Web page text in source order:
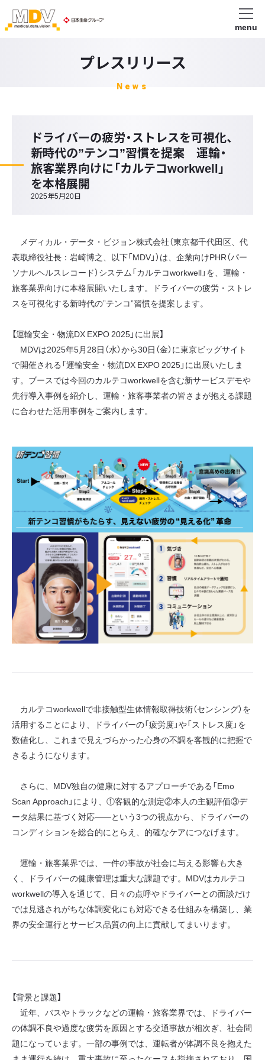
menu
プレスリリース
News
ドライバーの疲労・ストレスを可視化、
新時代の”テンコ”習慣を提案 運輸・
旅客業界向けに「カルテコworkwell」
を本格展開
2025年5月20日
メディカル・データ・ビジョン株式会社（東京都千代田区、代
表取締役社長：岩崎博之、以下「MDV」）は、企業向けPHR（パー
ソナルヘルスレコード）システム「カルテコworkwell」を、運輸・
旅客業界向けに本格展開いたします。ドライバーの疲労・ストレ
スを可視化する新時代の”テンコ”習慣を提案します。
【運輸安全・物流DX EXPO 2025」に出展】
MDVは2025年5月28日（水）から30日（金）に東京ビッグサイト
で開催される「運輸安全・物流DX EXPO 2025」に出展いたしま
す。ブースでは今回のカルテコworkwellを含む新サービスデモや
先行導入事例を紹介し、運輸・旅客事業者の皆さまが抱える課題
に合わせた活用事例をご案内します。
カルテコworkwellで非接触型生体情報取得技術（センシング）を
活用することにより、ドライバーの「疲労度」や「ストレス度」を
数値化し、これまで見えづらかった心身の不調を客観的に把握で
きるようになります。
さらに、MDV独自の健康に対するアプローチである「Emo
Scan Approach」により、①客観的な測定②本人の主観評価③デ
ータ結果に基づく対応――という3つの視点から、ドライバーの
コンディションを総合的にとらえ、的確なケアにつなげます。
運輸・旅客業界では、一件の事故が社会に与える影響も大き
く、ドライバーの健康管理は重大な課題です。MDVはカルテコ
workwellの導入を通じて、日々の点呼やドライバーとの面談だけ
では見逃されがちな体調変化にも対応できる仕組みを構築し、業
界の安全運行とサービス品質の向上に貢献してまいります。
【背景と課題】
近年、バスやトラックなどの運輸・旅客業界では、ドライバー
の体調不良や過度な疲労を原因とする交通事故が相次ぎ、社会問
題になっています。一部の事例では、運転者が体調不良を抱えた